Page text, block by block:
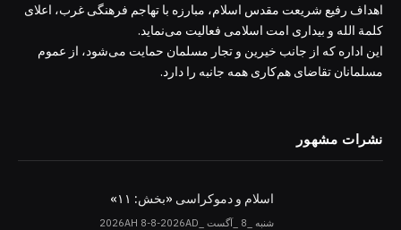
اهداف رفیع شریعت مقدس اسلام، مبارزه با تهاجم فرهنگی غرب، اعلای
کلمة الله و بیداری امت اسلامی فعالیت می‌نماید.
این اداره که از جانب خیرین و تجار مسلمان حمایت می‌شود، از عموم
مسلمانان تقاضای هم‌کاری همه جانبه را دارد.
نشرات مشهور
اسلام و دموکراسی «بخش: ۱۱»
شنبه _8 _آگست _2026AH 8-8-2026AD